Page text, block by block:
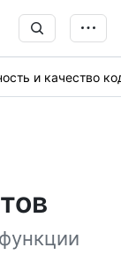
и качество